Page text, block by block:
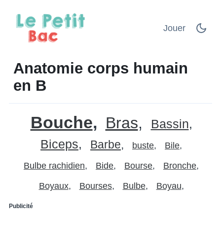
Jouer
Anatomie corps humain
en B
Bouche Bras
Bassin
Biceps
Barbe buste Bile
Bulbe rachidien Bide Bourse Bronche
Boyaux Bourses Bulbe Boyau
Publicité